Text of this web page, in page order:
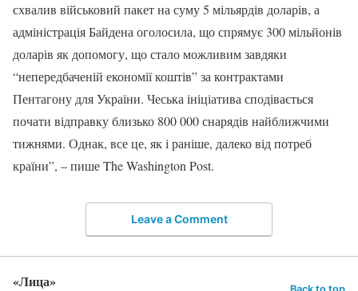
схвалив військовий пакет на суму 5 мільярдів доларів, а
адміністрація Байдена оголосила, що спрямує 300 мільйонів
доларів як допомогу, що стало можливим завдяки
“непередбаченій економії коштів” за контрактами
Пентагону для України. Чеська ініціатива сподівається
почати відправку близько 800 000 снарядів найближчими
тижнями. Однак, все це, як і раніше, далеко від потреб
країни”, – пише The Washington Post.
Leave a Comment
«Лица»